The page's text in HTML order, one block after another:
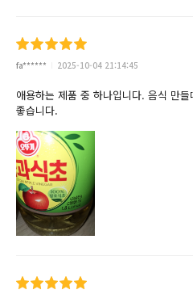
fa****** 2025-10-04 21:14:45
애용하는 제품 중 하나입니다. 음식 만
좋습니다.